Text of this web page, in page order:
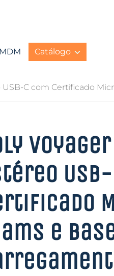
Catálogo
C com Certificado
e